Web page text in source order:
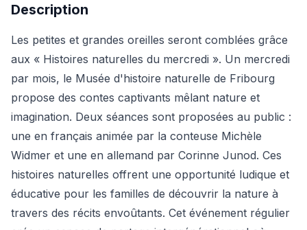
Description
Les petites et grandes oreilles seront comblées grâce
aux « Histoires naturelles du mercredi ». Un mercredi
par mois, le Musée d'histoire naturelle de Fribourg
propose des contes captivants mêlant nature et
imagination. Deux séances sont proposées au public :
une en français animée par la conteuse Michèle
Widmer et une en allemand par Corinne Junod. Ces
histoires naturelles offrent une opportunité ludique et
éducative pour les familles de découvrir la nature à
travers des récits envoûtants. Cet événement régulier